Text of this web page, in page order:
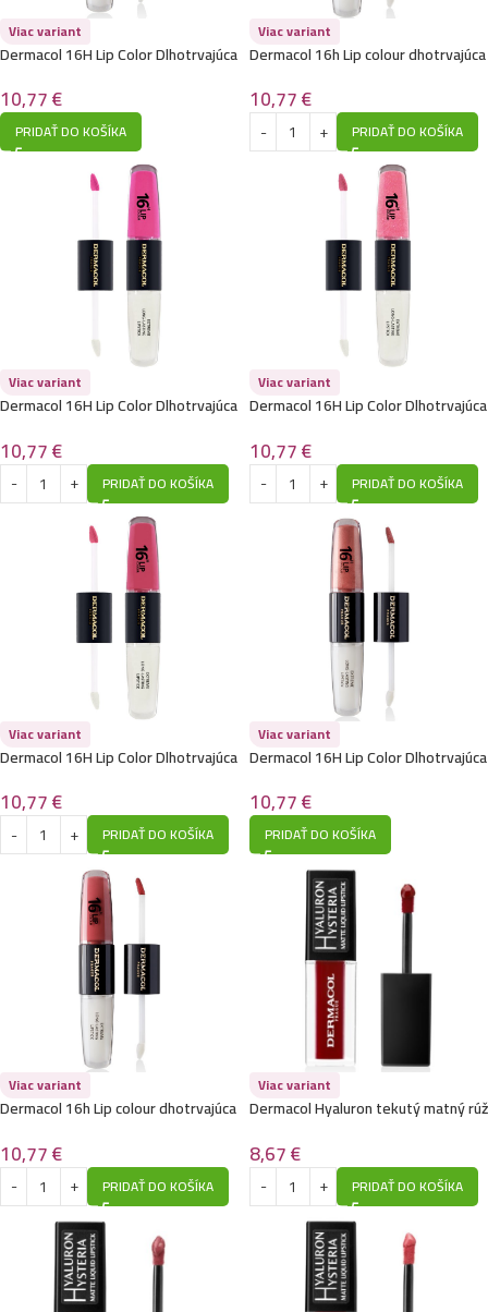
Viac variant
Dermacol 16H Lip Color Dlhotrvajúca
10,77€
PRIDAŤ DO KOŠÍKA
Viac variant
Dermacol 16h Lip colour dhotrvajúca
10,77€
PRIDAŤ DO KOŠÍKA
Viac variant
Dermacol 16H Lip Color Dlhotrvajúca
10,77€
PRIDAŤ DO KOŠÍKA
Viac variant
Dermacol 16H Lip Color Dlhotrvajúca
10,77€
PRIDAŤ DO KOŠÍKA
Viac variant
Dermacol 16H Lip Color Dlhotrvajúca
10,77€
PRIDAŤ DO KOŠÍKA
Viac variant
Dermacol 16H Lip Color Dlhotrvajúca
10,77€
PRIDAŤ DO KOŠÍKA
Viac variant
Dermacol 16h Lip colour dhotrvajúca
10,77€
PRIDAŤ DO KOŠÍKA
Viac variant
Dermacol Hyaluron tekutý matný rúž
8,67€
PRIDAŤ DO KOŠÍKA